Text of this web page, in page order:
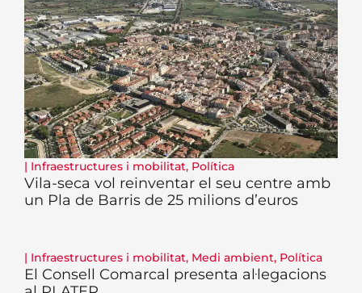
| Infraestructures i mobilitat, Política
Vila-seca vol reinventar el seu centre amb
un Pla de Barris de 25 milions d’euros
| Infraestructures i mobilitat, Medi ambient, Política
El Consell Comarcal presenta al·legacions